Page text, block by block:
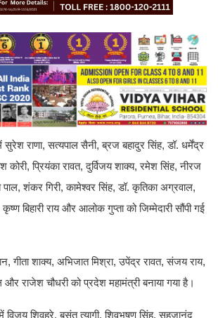
राणा, सत्यपाल सैनी, ब्रज बहादुर सिंह, डॉ. धर्मेंद्र
कोरी, प्रियंका रावत, दुर्विजय शाक्य, रमेश सिंह, नीरज
पाल, शंकर गिरी, कामेश्वर सिंह, डॉ. कृतिका अग्रवाल,
बिहारी राय और आलोक गुप्ता को जिम्मेदारी सौंपी गई
गीता शाक्य, अभिजात मिश्रा, उपेंद्र रावत, संजय राय,
राजेश चौधरी को प्रदेश महामंत्री बनाया गया है।
विजय शिवहरे, बसंत त्यागी, शिवभूषण सिंह, सहजानंद